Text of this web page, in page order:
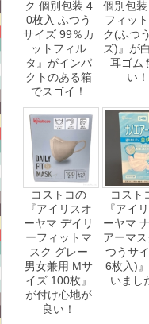
ク 個別包装 4
0枚入 ふつう
サイズ 99％カ
ットフィル
タ』がインパ
クトのある箱
でスゴイ！
個別包
フィッ
ク(ふつ
ズ)』が
耳ゴム
い！
コストコの
『アイリスオ
ーヤマ デイリ
ーフィットマ
スク グレー
男女兼用 Mサ
イズ 100枚』
が付け心地が
良い！
コスト
『アイ
ーヤマ
アーマ
つうサ
6枚入)
いまし